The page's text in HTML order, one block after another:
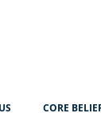
CORE